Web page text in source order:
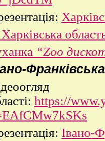
“Zoo
https://
Івано-